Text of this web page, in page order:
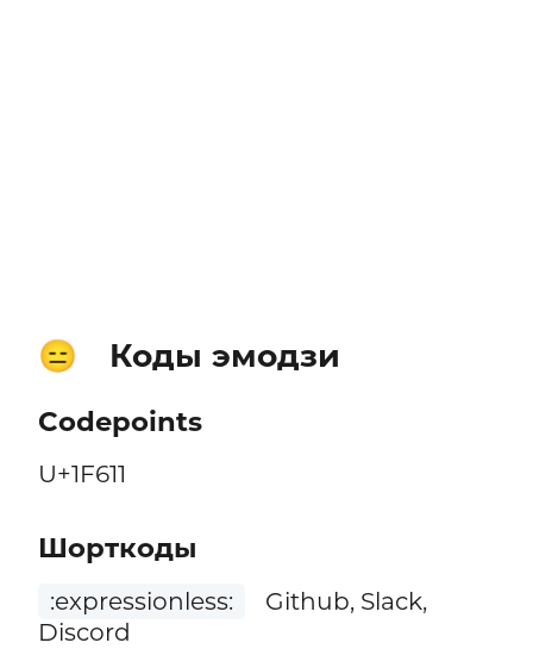
😑 Коды эмодзи
Codepoints
U+1F611
Шорткоды
:expressionless:
Github, Slack,
Discord